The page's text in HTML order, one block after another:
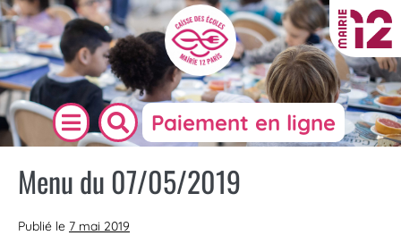
Paiement en ligne
Menu du 07/05/2019
Publié le 7 mai 2019